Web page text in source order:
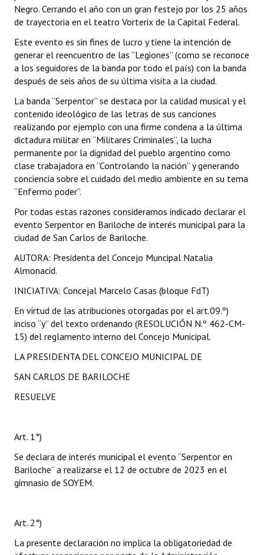
Huéspedes de Honor - Registro
Antiguos Pobladores - Registro
Reconocimientos - Registro
Bariloche, Municipio intercultural
Entrega de distinciones
REFORMA DE LA CARTA ORGÁNICA
Negro. Cerrando el año con un gran festejo por los 25 años
de trayectoria en el teatro Vorterix de la Capital Federal.
Este evento es sin fines de lucro y tiene la intención de
generar el reencuentro de las “Legiones” (como se reconoce
a los seguidores de la banda por todo el país) con la banda
después de seis años de su última visita a la ciudad.
La banda “Serpentor” se destaca por la calidad musical y el
contenido ideológico de las letras de sus canciones
realizando por ejemplo con una firme condena a la última
dictadura militar en “Militares Criminales”, la lucha
permanente por la dignidad del pueblo argentino como
clase trabajadora en “Controlando la nación” y generando
conciencia sobre el cuidado del medio ambiente en su tema
“Enfermo poder”.
Por todas estas razones consideramos indicado declarar el
evento Serpentor en Bariloche de interés municipal para la
ciudad de San Carlos de Bariloche.
AUTORA: Presidenta del Concejo Muncipal Natalia
Almonacid.
INICIATIVA: Concejal Marcelo Casas (bloque FdT)
En virtud de las atribuciones otorgadas por el art.09.º)
inciso “y” del texto ordenando (RESOLUCIÓN N.º 462-CM-
15) del reglamento interno del Concejo Municipal.
LA PRESIDENTA DEL CONCEJO MUNICIPAL DE
SAN CARLOS DE BARILOCHE
RESUELVE
Art. 1°)
Se declara de interés municipal el evento “Serpentor en
Bariloche” a realizarse el 12 de octubre de 2023 en el
gimnasio de SOYEM.
Art. 2°)
La presente declaración no implica la obligatoriedad de